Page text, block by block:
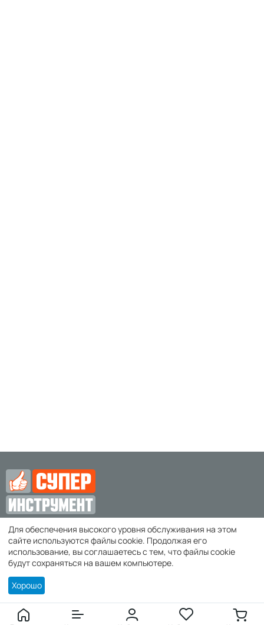
zakaz@super-instrument.ru
г. Симферополь,
Покупателю
Для обеспечения высокого уровня обслуживания на этом
сайте используются файлы cookie. Продолжая его
использование, вы соглашаетесь с тем, что файлы cookie
будут сохраняться на вашем компьютере.
Хорошо